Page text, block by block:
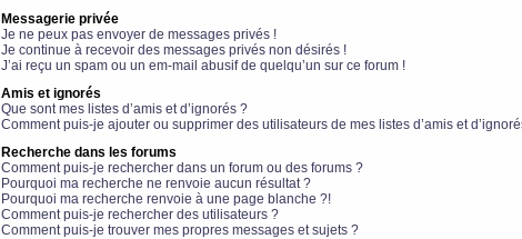
Messagerie privée
Je ne peux pas envoyer de messages privés !
Je continue à recevoir des messages privés non désirés !
J’ai reçu un spam ou un em-mail abusif de quelqu’un sur ce forum !
Amis et ignorés
Que sont mes listes d’amis et d’ignorés ?
Comment puis-je ajouter ou supprimer des utilisateurs de mes listes d’amis et
Recherche dans les forums
Comment puis-je rechercher dans un forum ou des forums ?
Pourquoi ma recherche ne renvoie aucun résultat ?
Pourquoi ma recherche renvoie à une page blanche ?!
Comment puis-je rechercher des utilisateurs ?
Comment puis-je trouver mes propres messages et sujets ?